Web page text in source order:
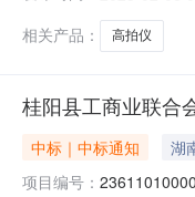
相关产品：
高拍仪
桂阳县工商业联合
中标｜中标通知 湖
项目编号：